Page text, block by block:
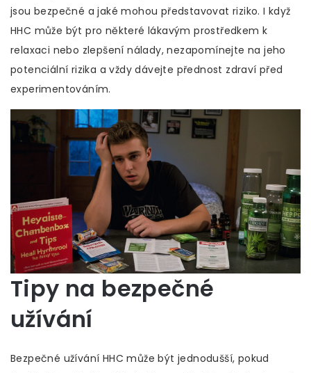
jsou bezpečné a jaké mohou představovat riziko. I když
HHC může být pro některé lákavým prostředkem k
relaxaci nebo zlepšení nálady, nezapomínejte na jeho
potenciální rizika a vždy dávejte přednost zdraví před
experimentováním.
Tipy na bezpečné
užívání
Bezpečné užívání HHC může být jednodušší, pokud